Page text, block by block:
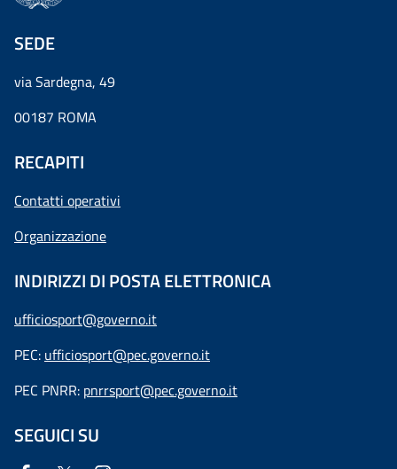
SEDE
via Sardegna, 49
00187 ROMA
RECAPITI
Contatti operativi
Organizzazione
INDIRIZZI DI POSTA ELETTRONICA
ufficiosport@governo.it
PEC: ufficiosport@pec.governo.it
PEC PNRR: pnrrsport@pec.governo.it
SEGUICI SU